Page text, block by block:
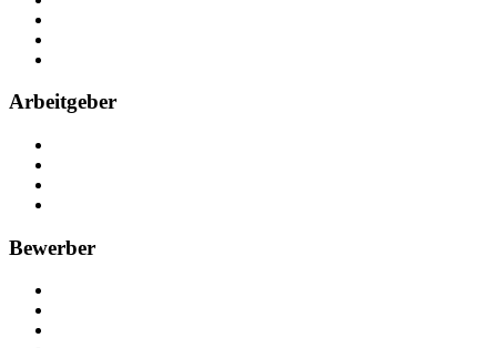
Arbeitgeber
Bewerber